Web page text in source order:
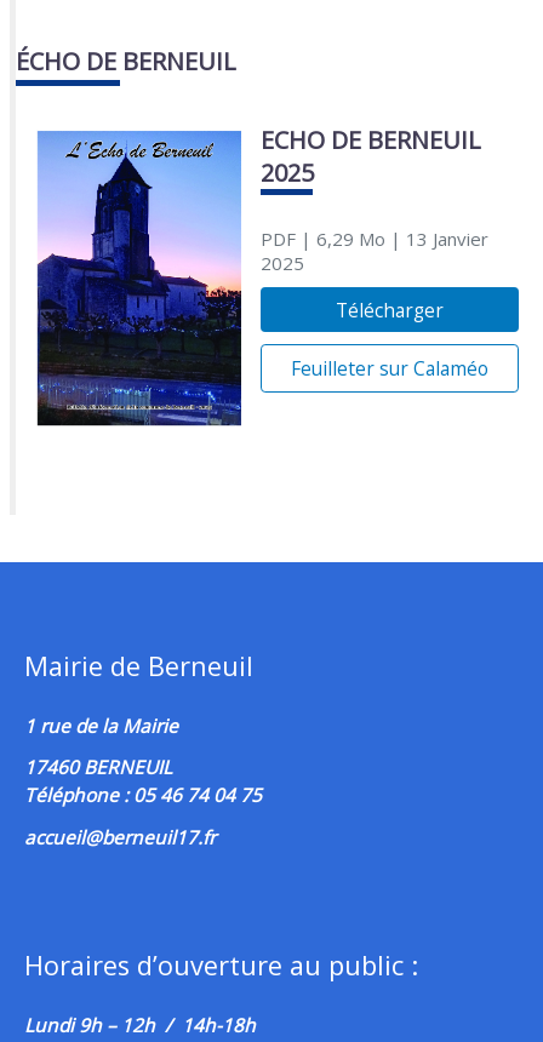
ÉCHO DE BERNEUIL
ECHO DE BERNEUIL
2025
PDF| 6,29 Mo | 13 Janvier
2025
Télécharger
Feuilleter sur Calaméo
Mairie de Berneuil
1 rue de la Mairie
17460 BERNEUIL
Téléphone : 05 46 74 04 75
accueil@berneuil17.fr
Horaires d’ouverture au public :
Lundi 9h – 12h / 14h-18h